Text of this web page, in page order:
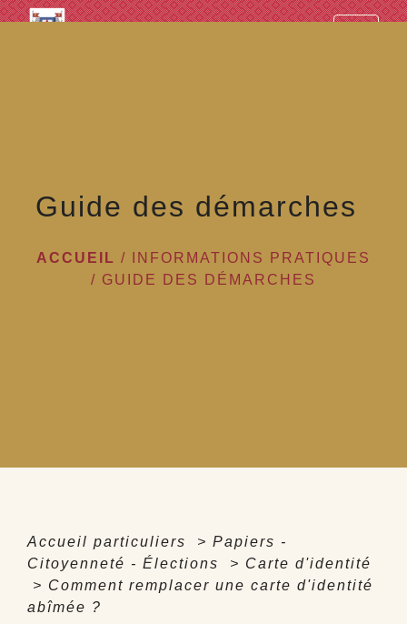
googled7e4d5fb082cc1df.html
Guide des démarches
ACCUEIL /
INFORMATIONS PRATIQUES
/ GUIDE DES DÉMARCHES
Accueil particuliers > Papiers -
Citoyenneté - Élections
> Carte d'identité
> Comment remplacer une carte d'identité
abîmée ?